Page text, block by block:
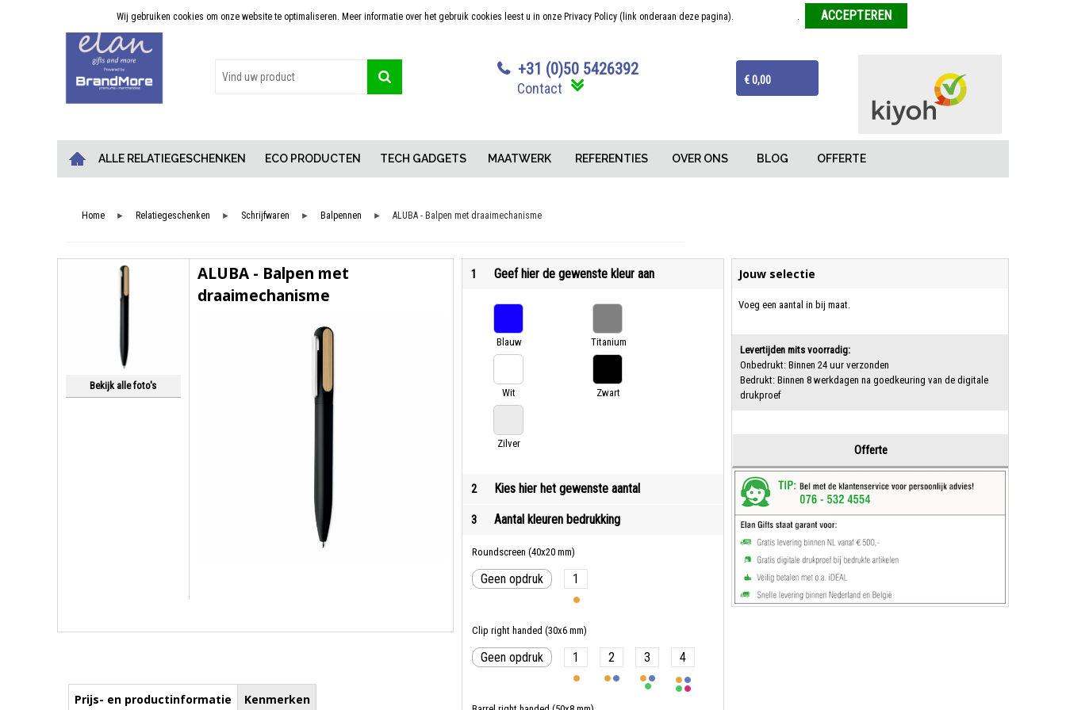
Persoonlijk advies Sterk in maatwerk Concurrerende prijzen Van tekentafel tot eindproduct
€ 0,00
+31 (0)50 5426392
Contact
ALLE RELATIEGESCHENKEN ECO PRODUCTEN TECH GADGETS MAATWERK REFERENTIES OVER ONS BLOG OFFERTE
Home ► Relatiegeschenken ► Schrijfwaren ► Balpennen ► ALUBA - Balpen met draaimechanisme
1 Geef hier de gewenste kleur aan
Blauw Titanium
Wit Zwart
Zilver
2 Kies hier het gewenste aantal
3 Aantal kleuren bedrukking
Roundscreen (40x20 mm)
Geen opdruk 1
Clip right handed (30x6 mm)
Geen opdruk 1 2 3 4
Jouw selectie
Voeg een aantal in bij maat.
Levertijden mits voorradig:
Onbedrukt: Binnen 24 uur verzonden
Bedrukt: Binnen 8 werkdagen na goedkeuring van de digitale
drukproef
Offerte
Bekijk alle foto's
ALUBA - Balpen met
draaimechanisme
Prijs- en productinformatie Kenmerken
Wij gebruiken cookies om onze website te optimaliseren. Meer informatie over het gebruik cookies leest u in onze Privacy Policy (link onderaan deze pagina). .